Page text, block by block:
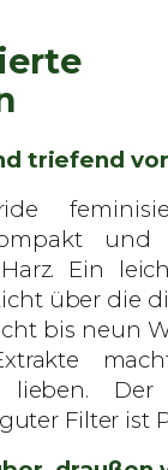
triefend
und
Ein
über die
bis neun
lieben.
Filter ist